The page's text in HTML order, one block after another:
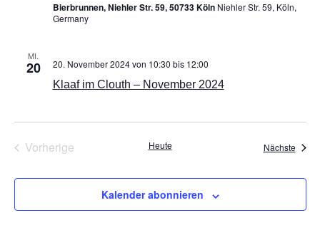
Bierbrunnen, Niehler Str. 59, 50733 Köln Niehler Str. 59, Köln,
Germany
MI.
20
Klaaf im Clouth – November 2024
20. November 2024 von 10:30 bis 12:00
VorherigeVeranstaltungenHeute Nächste
Kalender abonnieren